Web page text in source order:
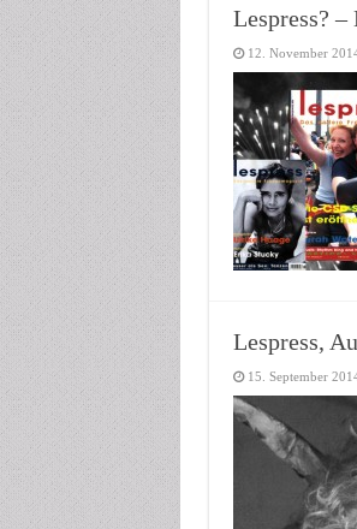
Lespress? –
12. November
Lespress,
15. September